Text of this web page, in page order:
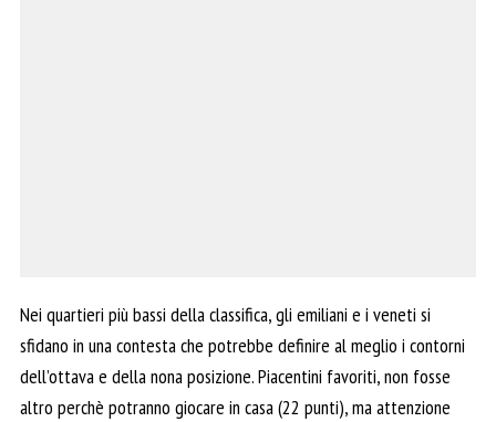
Nei quartieri più bassi della classifica, gli emiliani e i veneti si
sfidano in una contesta che potrebbe definire al meglio i contorni
dell’ottava e della nona posizione. Piacentini favoriti, non fosse
altro perchè potranno giocare in casa (22 punti), ma attenzione